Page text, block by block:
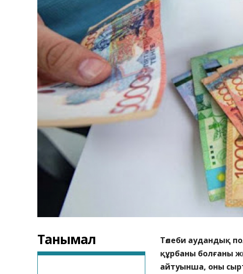
Танымал
Төлеби аудандық
құрбаны болғаны
айтуынша, оны